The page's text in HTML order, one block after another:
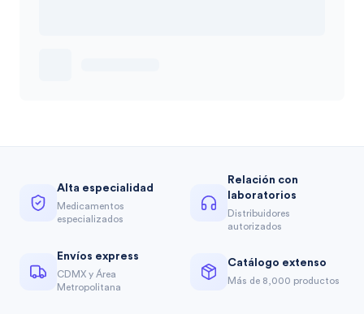
Alta especialidad
Medicamentos
especializados
Relación con
laboratorios
Distribuidores
autorizados
Envíos express
CDMX y Área
Metropolitana
Catálogo extenso
Más de 8,000 productos